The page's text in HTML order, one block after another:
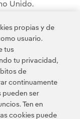
Unido.
para abastecer
de hogares
de turbinas
propias y de
usuario.
tus
tu privacidad,
de
continuamente
pueden ser
Ten en
cookies puede